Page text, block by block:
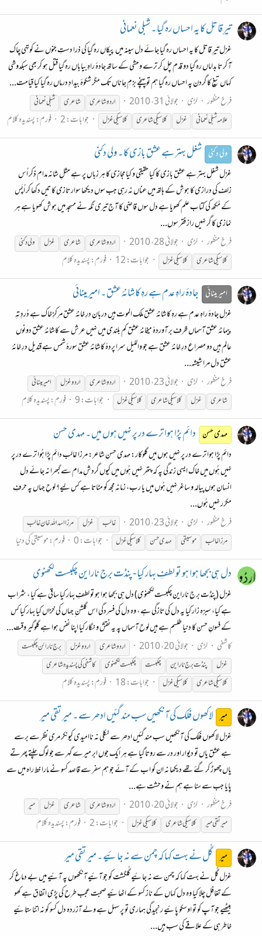
تیرِ قاتل کا یہ احساں رہ گیا ۔ شبلی نعمانی
غزل تیرِ قاتل کا یہ احساں رہ گیا جائے دل سینہ میں پیکاں رہ گیا کی ذرا دستِ جنوں نے کوتہی چاک
آ کر تا بداماں رہ گیا دو قدم چل کر ترے وحشی کے ساتھ جادۂ راہِ بیاباں رہ گیا قتل ہو کر بھی سبکدوشی
کہاں تیغ کا گردن پہ احساں رہ گیا ہم تو پہنچے بزمِ جاناں تک مگر شکوۂ بیدادِ درماں رہ گیا کیا قیامت...
فرخ منظور لڑی جولائی 31، 2010 اردو شاعری شاعری
شبلی نعمانی
علامہ شبلی نعمانی
غزل کلاسیکیشاعری کلاسیکیغزل جوابات: 2 فورم:پسندیدہ کلام
ولی دکنی شغل بہتر ہے عشق بازی کا ۔ ولی دکنی
غزل شغل بہتر ہے عشق بازی کا کیا حقیقی و کیا مجازی کا ہر زباں پر ہے مثلِ شانہ مدام ذکر اُس
زلف کی درازی کا ہوش کے ہاتھ میں عناں نہ رہی جب سوں دیکھا سوار تازی کا تیں دکھا کر اُپَس
کے مُکھ کی کتاب علم کھویا ہے دل سوں قاضی کا آج تیری نگہ نے مسجد میں ہوش کھویا ہے ہر
نمازی کا گر نہیں راز فقر سوں...
فرخ منظور لڑی جولائی 28، 2010 اردو شاعری شاعری غزل
ولی دکنی
کلاسیکیشاعری کلاسیکیغزل جوابات: 12 فورم:پسندیدہ کلام
امیر مینائی جادۂ راہِ عدم ہے رہِ کاشانۂ عشق ۔ امیر مینائی
غزل جادۂ راہِ عدم ہے رہِ کاشانۂ عشق ملک الموت ہیں دربان درِ خانۂ عشق مرکزِ خاک ہے دُردِ تہِ
پیمانۂ عشق آسماں ظرف بر آوردۂ میخانۂ عشق کم بلندی میں نہیں عرش سے کاشانۂ عشق دونوں
عالم ہیں دو مصراع درِ خانۂ عشق ہے جو واللیل سرا پردۂ کاشانۂ عشق سورۂ شمس ہے قندیل درِ خانۂ
عشق دل مرا شیشہ...
فرخ منظور لڑی جولائی 23، 2010 اردو شاعری اردوغزل
امیر مینائی
شاعری
غزل کلاسیکیشاعری کلاسیکیغزل جوابات: 9 فورم:پسندیدہ کلام
مہدی حسن دائم پڑا ہوا ترے در پر نہیں ہوں میں ۔ مہدی حسن
دائم پڑا ہوا ترے در پر نہیں ہوں میں گلوکار: مہدی حسن شاعر: مرزا غالب دائم پڑا ہُوا ترے در پر
نہیں ہُوں میں خاک ایسی زندگی پہ کہ پتھر نہیں ہُوں میں کیوں گردشِ مدام سے گبھرا نہ جائے دل
انسان ہوں پیالہ و ساغر نہیں ہُوں میں یا رب، زمانہ مجھ کو مٹاتا ہے کس لیے؟ لوحِ جہاں پہ حرفِ
مکرّر نہیں ہُوں...
فرخ منظور لڑی جولائی 23، 2010 غالب غزل
مرزا اسد اللہ خان غالب
مرزا غالب
موسیقی مہدی حسن کلاسیکیغزل جوابات: 0 فورم:موسیقی کی دنیا
دل ہی بجھا ہوا ہو تو لطفِ بہار کیا - پنڈت برج ناراین چکبست لکھنوی
غزل (پنڈت برج ناراین چکبست لکھنوی) دل ہی بجھا ہوا ہو تو لطفِ بہار کیا ساقی ہے کیا ، شراب
ہے کیا، سبزہ زار کیا یہ دل کی تازگی ہے ، وہ دل کی فسردگی اس گلشن ِ جہاں کی خزاں کیا بہار کیا کس
کے فسونِ حسن کا دنیا طلسم ہے ہیں لوح آسماں پہ یہ نقش و نگار کیا اپنا نفس ہوا ہے گلوگیر وقت...
کاشفی
لڑی جولائی 20، 2010 اردو شاعری اردوغزل
برج نارائن چکبست
غزل
پنڈت برج ناراین چکبست چکبست لکھنوی
کاشفی کی پسندیدہ شاعری
کلاسیکیشاعری کلاسیکیغزل جوابات: 18 فورم:پسندیدہ کلام
میر لاکھوں فلک کی آنکھیں سب مند گئیں ادھر سے ۔ میر تقی میر
غزل لاکھوں فلک کی آنکھیں سب مند گئیں ادھر سے نکلی نہ ناامیدی کیونکر مری نظر سے برسے
ہے عشق یاں تو دیوار اور در سے روتا گیا ہے ہر ایک جوں ابر میرے گہر سے جو لوگ چلتے پھرتے
یاں چھوڑ کر گئے تھے دیکھا نہ ان کو اب کے آئے جو ہم سفر سے قاصد کسو نے مارا خط راہ میں سے
پایا جب سے سنا ہے ہم نے وحشت ہے...
فرخ منظور لڑی جولائی 20، 2010 اردو شاعری شاعری غزل
میر
میر تقی میر
کلاسیکیشاعری کلاسیکیغزل جوابات: 2 فورم:پسندیدہ کلام
میر گُل نے بہت کہا کہ چمن سے نہ جائیے ۔ میر تقی میر
غزل گُل نے بہت کہا کہ چمن سے نہ جائیے گُلگشت کو جو آئیے آنکھوں پہ آئیے میں بے دماغ کر
کے تغافل چلا کیا وہ دل کہاں کے ناز کسو کے اٹھائیے صحبت عجب طرح کی پڑی اتفاق ہے کھو
بیٹھیے جو آپ کو تو اوسکو پائیے رنجیدگی ہماری تو پر سہل ہے ولے آزردہ دل کسو کو نہ اتنا ستائیے
خاطر ہی کے علاقے کی سب ہیں...